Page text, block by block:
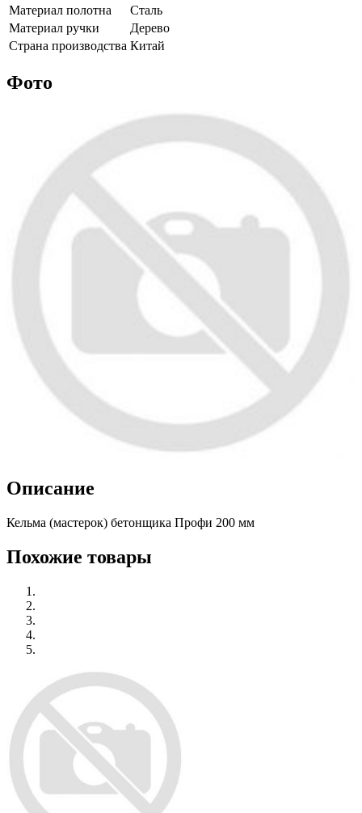
Материал полотна
Сталь
Материал ручки
Дерево
Страна производства Китай
Фото
Описание
Кельма (мастерок) бетонщика Профи 200 мм
Похожие товары